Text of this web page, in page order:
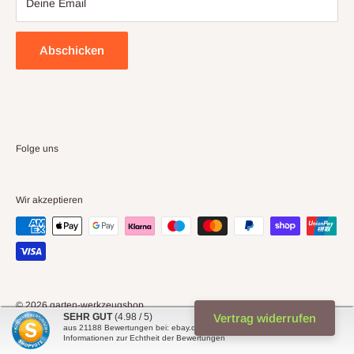
Deine Email
Abschicken
Folge uns
Wir akzeptieren
© 2026 garten-werkzeugshop
Powered by Shopify
SEHR GUT (4.98 / 5)
aus 21188 Bewertungen bei: ebay.de, shopvote.de ⓘ
Informationen zur Echtheit der Bewertungen
Vertrag widerrufen